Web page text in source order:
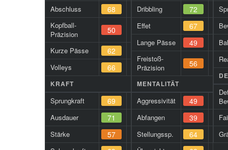
Abschluss 68
Kopfball-
Präzision
50
Kurze Pässe 62
Volleys 66
KRAFT
Sprungkraft 69
Ausdauer 71
Stärke 57
Dribbling 72
Effet 67
Lange Pässe 49
Freistoß-
Präzision
56
MENTALITÄT
Aggressivität 49
Abfangen 39
Stellungssp. 64